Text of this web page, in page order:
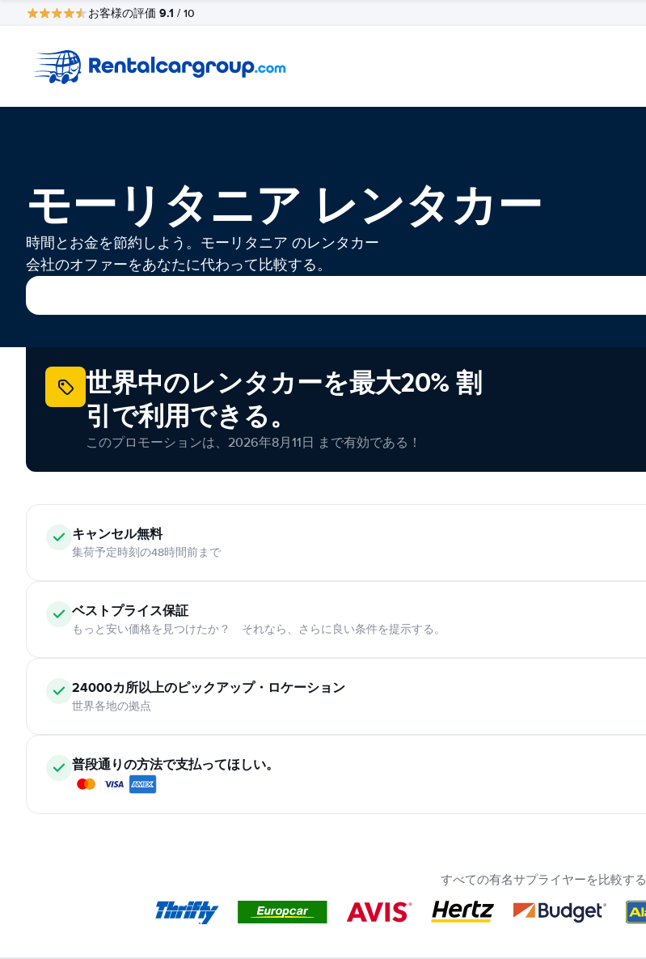
お客様の評価 9.1 / 10
モーリタニア レンタカー
時間とお金を節約しよう。モーリタニア のレンタカー
会社のオファーをあなたに代わって比較する。
世界中のレンタカーを最大20% 割
引で利用できる。
このプロモーションは、2026年8月11日 まで有効である！
キャンセル無料
集荷予定時刻の48時間前まで
ベストプライス保証
もっと安い価格を見つけたか？ それなら、さらに良い条件を提示する。
24000カ所以上のピックアップ・ロケーション
世界各地の拠点
普段通りの方法で支払ってほしい。
すべての有名サプライヤーを比較する